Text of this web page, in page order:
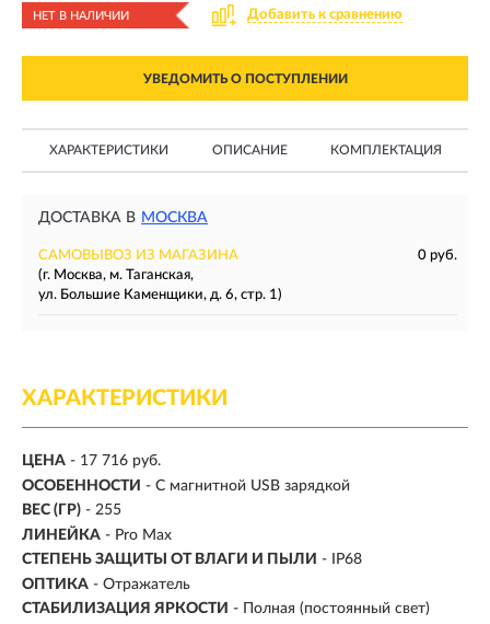
НЕТ В НАЛИЧИИ Добавить к сравнению
УВЕДОМИТЬ О ПОСТУПЛЕНИИ
ХАРАКТЕРИСТИКИ ОПИСАНИЕ КОМПЛЕКТАЦИЯ
ДОСТАВКА В МОСКВА
САМОВЫВОЗ ИЗ МАГАЗИНА
0 руб.
(г. Москва, м. Таганская,
ул. Большие Каменщики, д. 6, стр. 1)
ХАРАКТЕРИСТИКИ
ЦЕНА - 17 716 руб.
ОСОБЕННОСТИ - С магнитной USB зарядкой
ВЕС (ГР) - 255
ЛИНЕЙКА - Pro Max
СТЕПЕНЬ ЗАЩИТЫ ОТ ВЛАГИ И ПЫЛИ - IP68
ОПТИКА - Отражатель
СТАБИЛИЗАЦИЯ ЯРКОСТИ - Полная (постоянный свет)